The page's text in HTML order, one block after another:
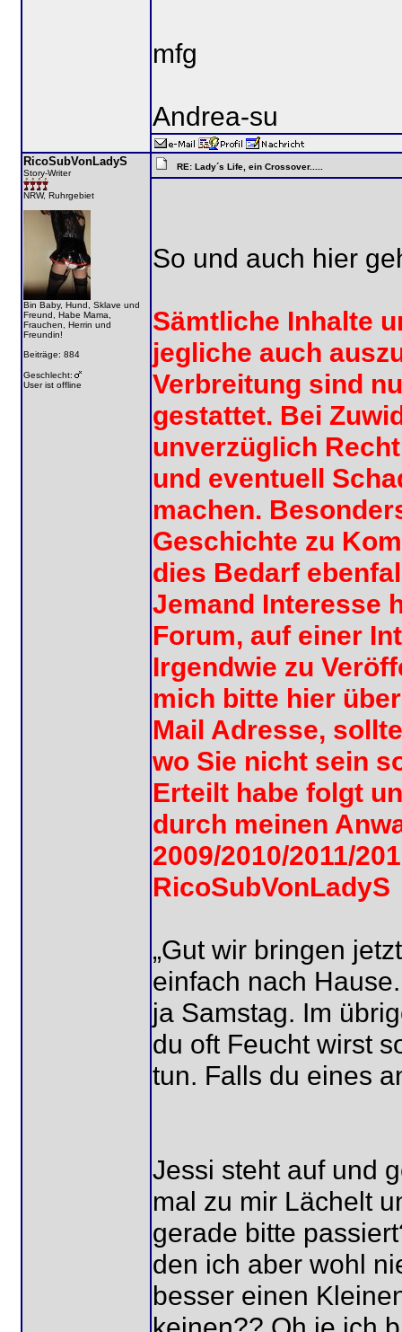
mfg
Andrea-su
RicoSubVonLadyS
Story-Writer
NRW, Ruhrgebiet
Bin Baby, Hund, Sklave und
Freund, Habe Mama,
Frauchen, Herrin und
Freundin!
Beiträge: 884
Geschlecht:
User ist offline
RE: Lady´s Life, ein Crossover.....
So und auch hier
Sämtliche Inhalte
jegliche auch
Verbreitung sind
gestattet. Bei
unverzüglich
und eventuell
machen.
Geschichte zu
dies Bedarf
Jemand Interesse
Forum, auf einer
Irgendwie zu
mich bitte hier
Mail Adresse,
wo Sie nicht sein
Erteilt habe folgt
durch meinen
2009/2010/2011/
RicoSubVonLadyS
„Gut wir bringen
einfach nach
ja Samstag. Im
du oft Feucht wirst
tun. Falls du eines
Jessi steht auf und
mal zu mir Lächelt
gerade bitte
den ich aber wohl
besser einen